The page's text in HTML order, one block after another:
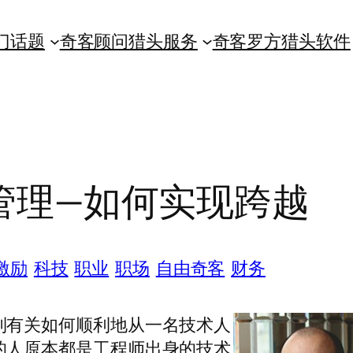
话题 奇客顾问猎头服务 奇客罗方猎头软件
理—如何实现跨越
励 科技 职业 职场 自由奇客 财务
关如何顺利地从一名技术人
原本都是工程师出身的技术